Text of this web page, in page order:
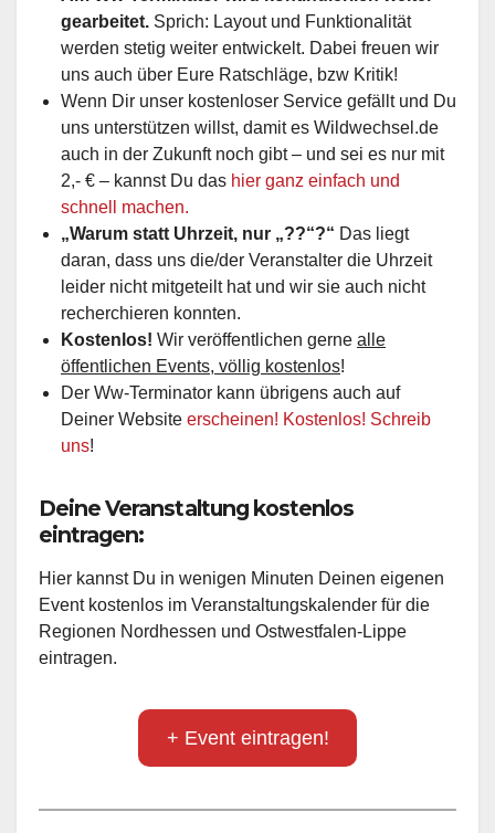
gearbeitet. Sprich: Layout und Funktionalität
werden stetig weiter entwickelt. Dabei freuen wir
uns auch über Eure Ratschläge, bzw Kritik!
Wenn Dir unser kostenloser Service gefällt und Du
uns unterstützen willst, damit es Wildwechsel.de
auch in der Zukunft noch gibt – und sei es nur mit
2,- € – kannst Du das hier ganz einfach und
schnell machen.
„Warum statt Uhrzeit, nur „??“?“ Das liegt
daran, dass uns die/der Veranstalter die Uhrzeit
leider nicht mitgeteilt hat und wir sie auch nicht
recherchieren konnten.
Kostenlos! Wir veröffentlichen gerne alle
öffentlichen Events, völlig kostenlos!
Der Ww-Terminator kann übrigens auch auf
Deiner Website erscheinen! Kostenlos! Schreib
uns!
Deine Veranstaltung kostenlos
eintragen:
Hier kannst Du in wenigen Minuten Deinen eigenen
Event kostenlos im Veranstaltungskalender für die
Regionen Nordhessen und Ostwestfalen-Lippe
eintragen.
+ Event eintragen!